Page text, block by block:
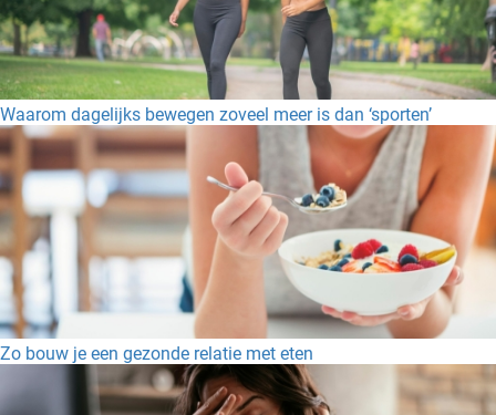
Waarom dagelijks bewegen zoveel meer is dan ‘sporten’
Zo bouw je een gezonde relatie met eten